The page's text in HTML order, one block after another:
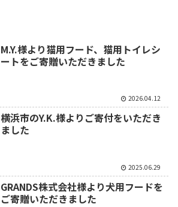
M.Y.様より猫用フード、猫用トイレシ
ートをご寄贈いただきました
2026.04.12
横浜市のY.K.様よりご寄付をいただき
ました
2025.06.29
GRANDS株式会社様より犬用フードを
ご寄贈いただきました